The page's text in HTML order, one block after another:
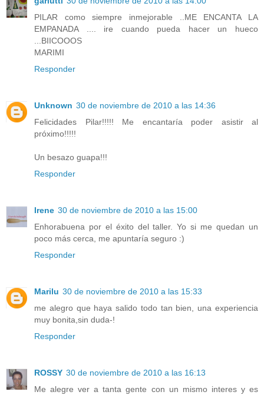
PILAR como siempre inmejorable ..ME ENCANTA LA
EMPANADA .... ire cuando pueda hacer un hueco
...BIICOOOS
MARIMI
Responder
Unknown 30 de noviembre de 2010 a las 14:36
Felicidades Pilar!!!!! Me encantaría poder asistir al
próximo!!!!!
Un besazo guapa!!!
Responder
Irene 30 de noviembre de 2010 a las 15:00
Enhorabuena por el éxito del taller. Yo si me quedan un
poco más cerca, me apuntaría seguro :)
Responder
Marilu 30 de noviembre de 2010 a las 15:33
me alegro que haya salido todo tan bien, una experiencia
muy bonita,sin duda-!
Responder
ROSSY 30 de noviembre de 2010 a las 16:13
Me alegre ver a tanta gente con un mismo interes y es